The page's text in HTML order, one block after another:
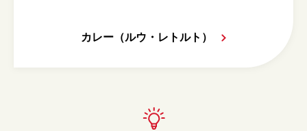
カレー（ルウ・レトルト）